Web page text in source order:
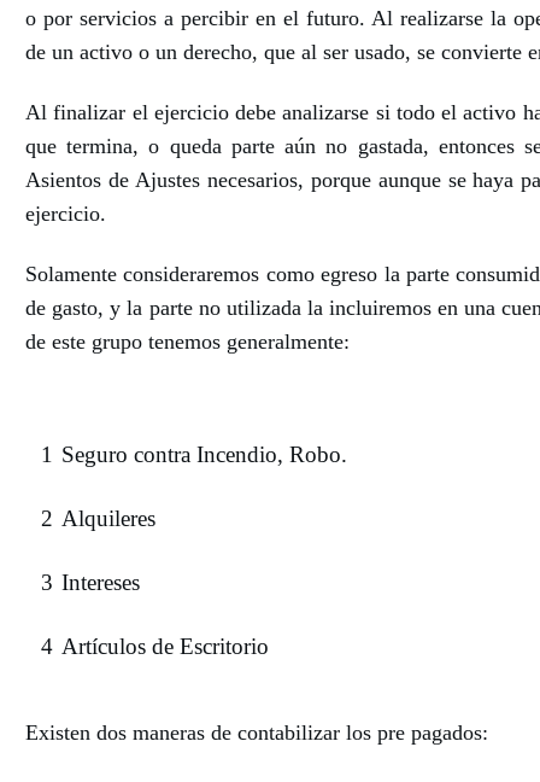
o por servicios a percibir en el futuro. Al realizarse la
de un activo o un derecho, que al ser usado, se convierte
Al finalizar el ejercicio debe analizarse si todo el activo
que termina, o queda parte aún no gastada, entonces
Asientos de Ajustes necesarios, porque aunque se haya
ejercicio.
Solamente consideraremos como egreso la parte
de gasto, y la parte no utilizada la incluiremos en una
de este grupo tenemos generalmente:
1 Seguro contra Incendio, Robo.
2 Alquileres
3 Intereses
4 Artículos de Escritorio
Existen dos maneras de contabilizar los pre pagados: